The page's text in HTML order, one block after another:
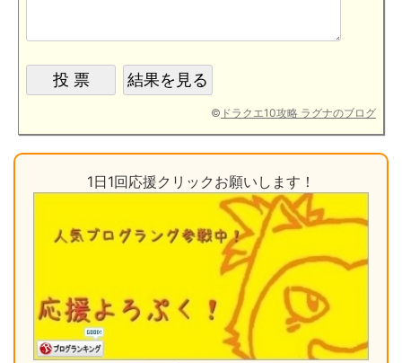
© ドラクエ10攻略 ラグナのブログ
1日1回応援クリックお願いします！